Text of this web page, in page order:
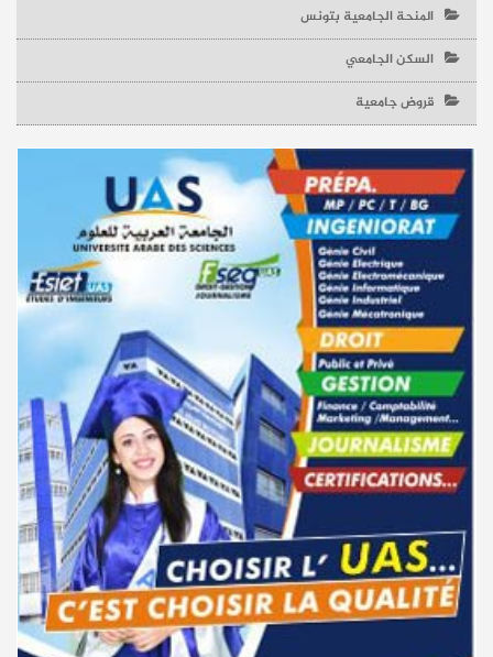
المنحة الجامعية بتونس
السكن الجامعي
قروض جامعية